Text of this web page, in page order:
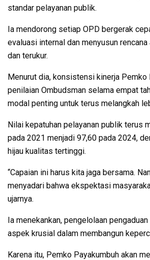
standar pelayanan publik.
Ia mendorong setiap OPD bergerak
evaluasi internal dan menyusun
dan terukur.
Menurut dia, konsistensi kinerja Pemko
penilaian Ombudsman selama empat
modal penting untuk terus melangkah
Nilai kepatuhan pelayanan publik terus
pada 2021 menjadi 97,60 pada 2024,
hijau kualitas tertinggi.
“Capaian ini harus kita jaga bersama.
menyadari bahwa ekspektasi
ujarnya.
Ia menekankan, pengelolaan
aspek krusial dalam membangun
Karena itu, Pemko Payakumbuh akan